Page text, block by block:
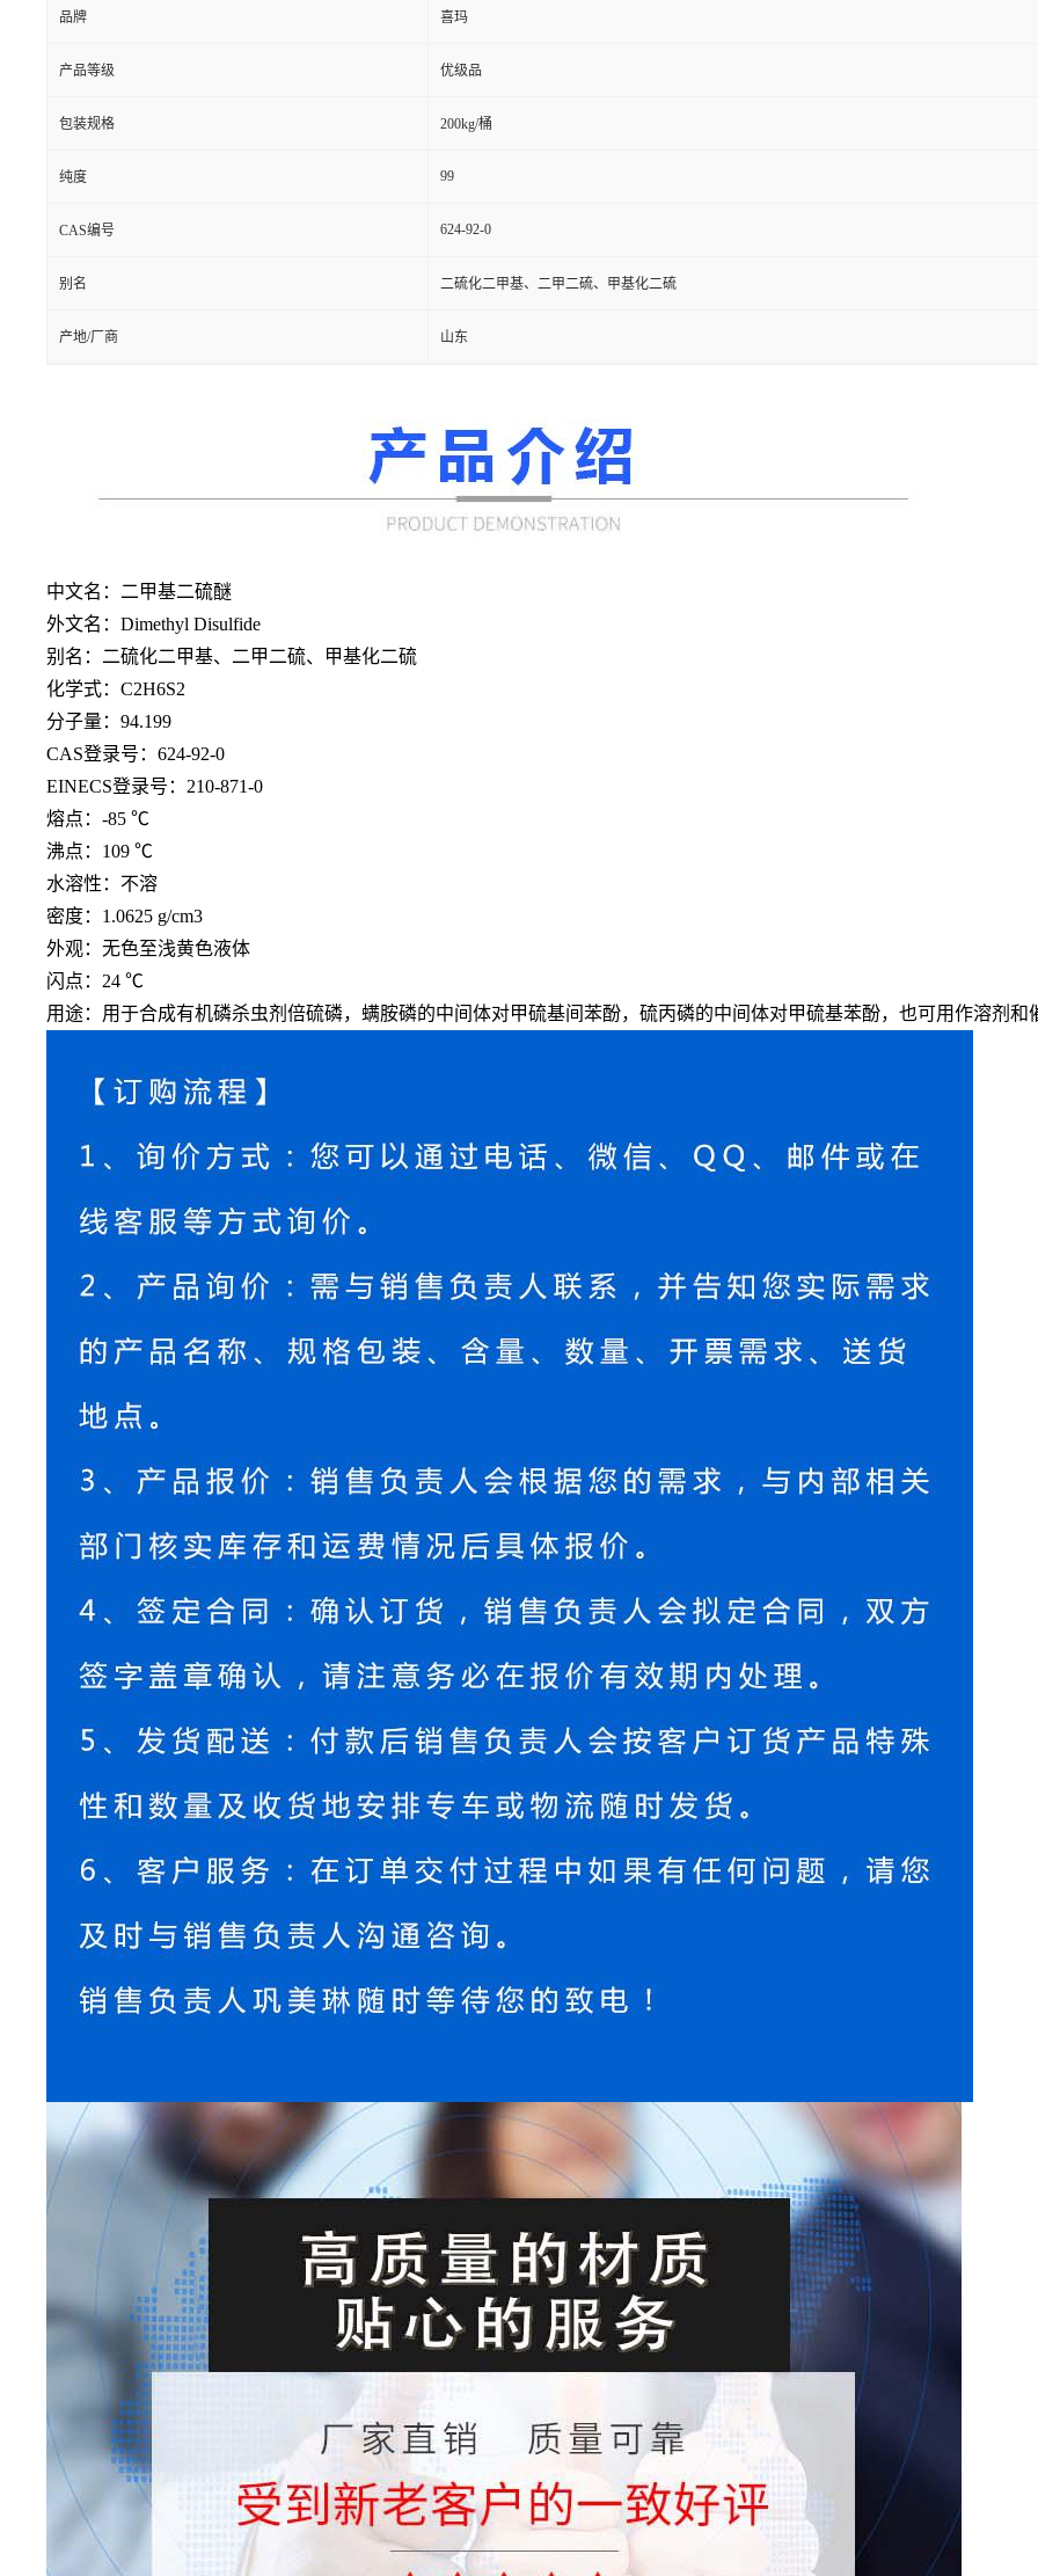
品牌 喜玛
产品等级 优级品
包装规格 200kg/桶
纯度 99
CAS编号 624-92-0
别名 二硫化二甲基、二甲二硫、甲基化二硫
产地/厂商 山东
中文名：二甲基二硫醚
外文名：Dimethyl Disulfide
别名：二硫化二甲基、二甲二硫、甲基化二硫
化学式：C2H6S2
分子量：94.199
CAS登录号：624-92-0
EINECS登录号：210-871-0
熔点：-85 ℃
沸点：109 ℃
水溶性：不溶
密度：1.0625 g/cm3
外观：无色至浅黄色液体
闪点：24 ℃
用途：用于合成有机磷杀虫剂倍硫磷，螨胺磷的中间体对甲硫基间苯酚，硫丙磷的中间体对甲硫基苯酚，也可用作溶剂和